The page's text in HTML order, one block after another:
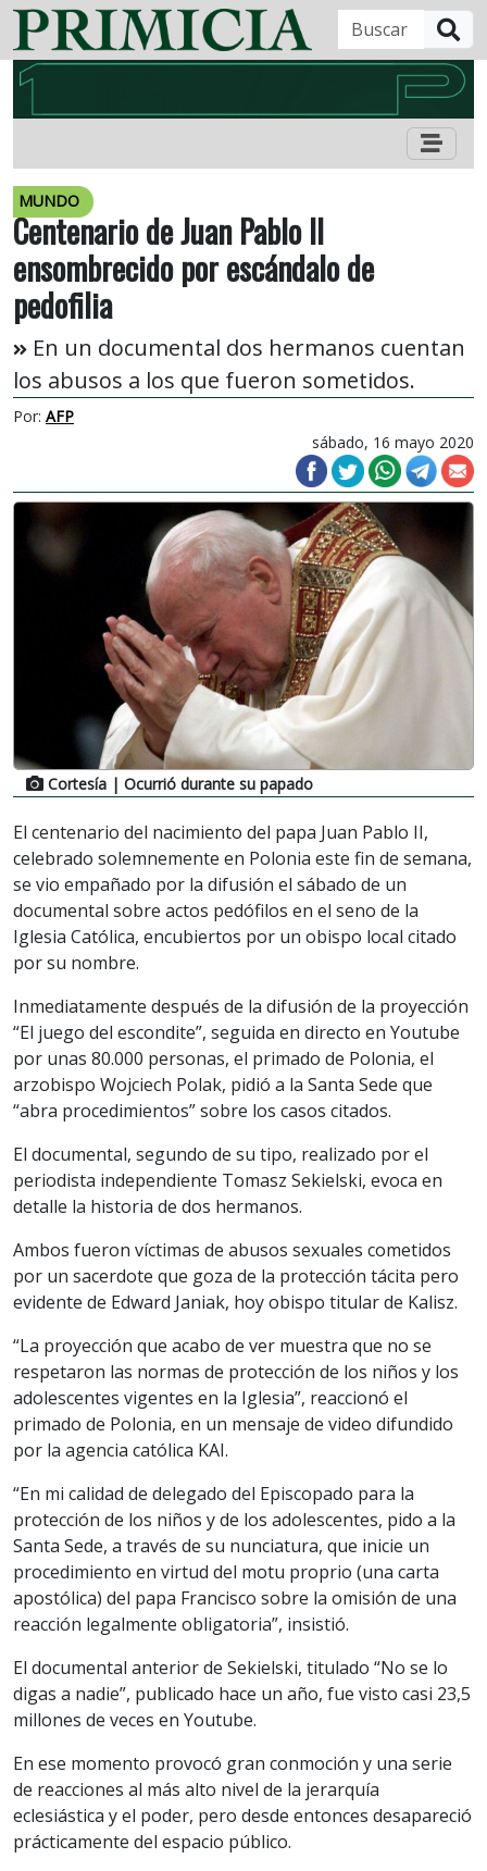
MUNDO
Centenario de Juan Pablo II
ensombrecido por escándalo de
pedofilia
En un documental dos hermanos cuentan
los abusos a los que fueron sometidos.
Por: AFP
sábado, 16 mayo 2020
Cortesía | Ocurrió durante su papado
El centenario del nacimiento del papa Juan Pablo II,
celebrado solemnemente en Polonia este fin de semana,
se vio empañado por la difusión el sábado de un
documental sobre actos pedófilos en el seno de la
Iglesia Católica, encubiertos por un obispo local citado
por su nombre.
Inmediatamente después de la difusión de la proyección
“El juego del escondite”, seguida en directo en Youtube
por unas 80.000 personas, el primado de Polonia, el
arzobispo Wojciech Polak, pidió a la Santa Sede que
“abra procedimientos” sobre los casos citados.
El documental, segundo de su tipo, realizado por el
periodista independiente Tomasz Sekielski, evoca en
detalle la historia de dos hermanos.
Ambos fueron víctimas de abusos sexuales cometidos
por un sacerdote que goza de la protección tácita pero
evidente de Edward Janiak, hoy obispo titular de Kalisz.
“La proyección que acabo de ver muestra que no se
respetaron las normas de protección de los niños y los
adolescentes vigentes en la Iglesia”, reaccionó el
primado de Polonia, en un mensaje de video difundido
por la agencia católica KAI.
“En mi calidad de delegado del Episcopado para la
protección de los niños y de los adolescentes, pido a la
Santa Sede, a través de su nunciatura, que inicie un
procedimiento en virtud del motu proprio (una carta
apostólica) del papa Francisco sobre la omisión de una
reacción legalmente obligatoria”, insistió.
El documental anterior de Sekielski, titulado “No se lo
digas a nadie”, publicado hace un año, fue visto casi 23,5
millones de veces en Youtube.
En ese momento provocó gran conmoción y una serie
de reacciones al más alto nivel de la jerarquía
eclesiástica y el poder, pero desde entonces desapareció
prácticamente del espacio público.